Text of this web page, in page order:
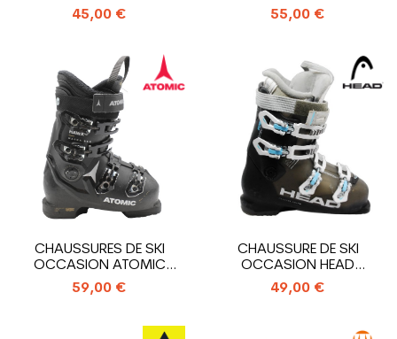
KELIA
45,00 €
ONE 85 XTR HV
55,00 €
CHAUSSURES DE SKI
OCCASION ATOMIC
HAWX MAGNA 85 X
59,00 €
CHAUSSURE DE SKI
OCCASION HEAD
ADVANT EDGE 75
49,00 €